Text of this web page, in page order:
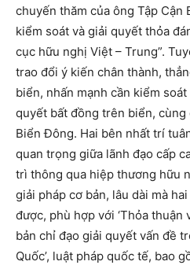
chuyến thăm của ông Tập Cận
kiểm soát và giải quyết thỏa
cục hữu nghị Việt – Trung”.
trao đổi ý kiến chân thành,
biển, nhấn mạnh cần kiểm
quyết bất đồng trên biển,
Biển Đông. Hai bên nhất trí
quan trọng giữa lãnh đạo cấp
trì thông qua hiệp thương hữu
giải pháp cơ bản, lâu dài mà
được, phù hợp với ‘Thỏa
bản chỉ đạo giải quyết vấn đề
Quốc’, luật pháp quốc tế, bao